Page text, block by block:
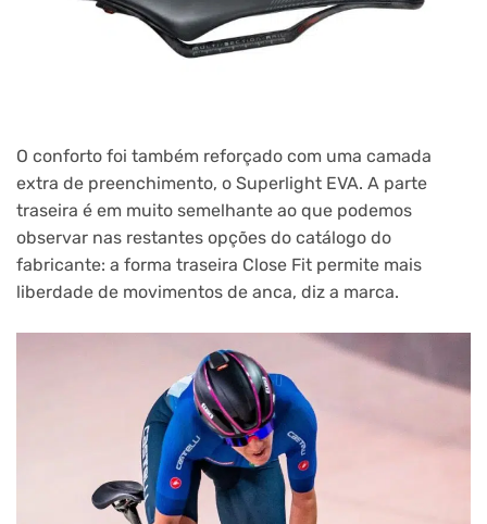
O conforto foi também reforçado com uma camada
extra de preenchimento, o Superlight EVA. A parte
traseira é em muito semelhante ao que podemos
observar nas restantes opções do catálogo do
fabricante: a forma traseira Close Fit permite mais
liberdade de movimentos de anca, diz a marca.